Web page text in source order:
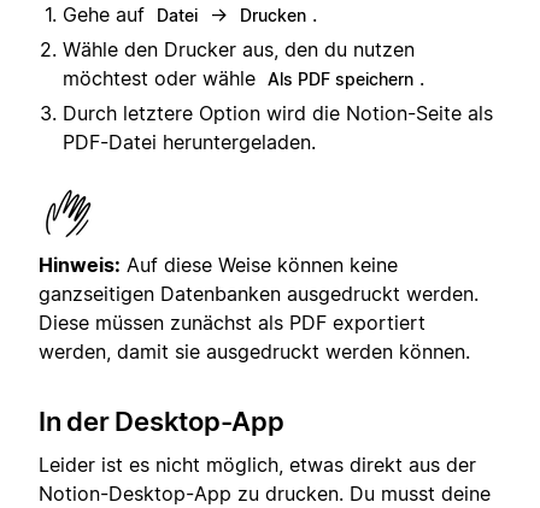
Gehe auf Datei → Drucken .
Wähle den Drucker aus, den du nutzen
möchtest oder wähle Als PDF speichern .
Durch letztere Option wird die Notion-Seite als
PDF-Datei heruntergeladen.
Hinweis: Auf diese Weise können keine
ganzseitigen Datenbanken ausgedruckt werden.
Diese müssen zunächst als PDF exportiert
werden, damit sie ausgedruckt werden können.
In der Desktop-App
Leider ist es nicht möglich, etwas direkt aus der
Notion-Desktop-App zu drucken. Du musst deine